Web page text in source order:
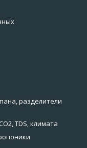
разделители
TDS, климата